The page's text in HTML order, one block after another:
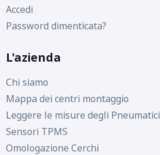
Accedi
Password dimenticata?
L'azienda
Chi siamo
Mappa dei centri montaggio
Leggere le misure degli Pneumatici
Sensori TPMS
Omologazione Cerchi